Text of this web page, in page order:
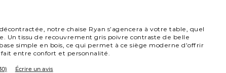
notre chaise Ryan s’agencera à votre table, quel
Un tissu de recouvrement gris poivre contraste de belle
simple en bois, ce qui permet à ce siège moderne d’offrir
entre confort et personnalité.
Écrire un avis